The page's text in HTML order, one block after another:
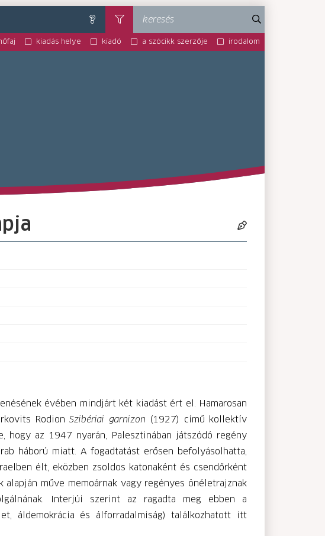
súgó szűrés
kiadás helye kiadó a szócikk szerzője irodalom
keresés
évében mindjárt két kiadást ért el. Hamarosan
RodionSzibériai garnizon (1927) című kollektív
hogy az 1947 nyarán, Palesztinában játszódó regény
háború miatt. A fogadtatást erősen befolyásolhatta,
élt, eközben zsoldos katonaként és csendőrként
műve memoárnak vagy regényes önéletrajznak
Interjúi szerint az ragadta meg ebben a
áldemokrácia és álforradalmiság) találkozhatott itt